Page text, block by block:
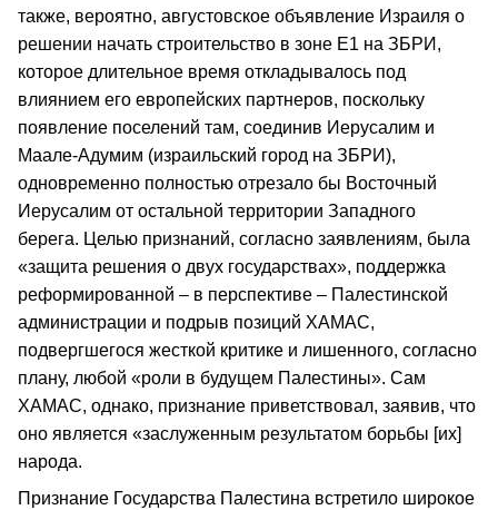
также, вероятно, августовское объявление Израиля о
решении начать строительство в зоне Е1 на ЗБРИ,
которое длительное время откладывалось под
влиянием его европейских партнеров, поскольку
появление поселений там, соединив Иерусалим и
Маале-Адумим (израильский город на ЗБРИ),
одновременно полностью отрезало бы Восточный
Иерусалим от остальной территории Западного
берега. Целью признаний, согласно заявлениям, была
«защита решения о двух государствах», поддержка
реформированной – в перспективе – Палестинской
администрации и подрыв позиций ХАМАС,
подвергшегося жесткой критике и лишенного, согласно
плану, любой «роли в будущем Палестины». Сам
ХАМАС, однако, признание приветствовал, заявив, что
оно является «заслуженным результатом борьбы [их]
народа.
Признание Государства Палестина встретило широкое